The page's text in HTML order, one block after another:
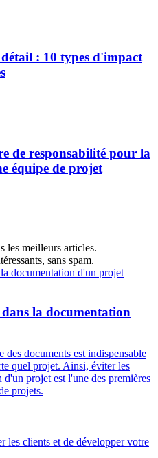
: 10 types d'impact
de responsabilité pour la
équipe de projet
les meilleurs articles.
sans spam.
la documentation
des documents est indispensable
quel projet. Ainsi, éviter les
projet est l'une des premières
projets.